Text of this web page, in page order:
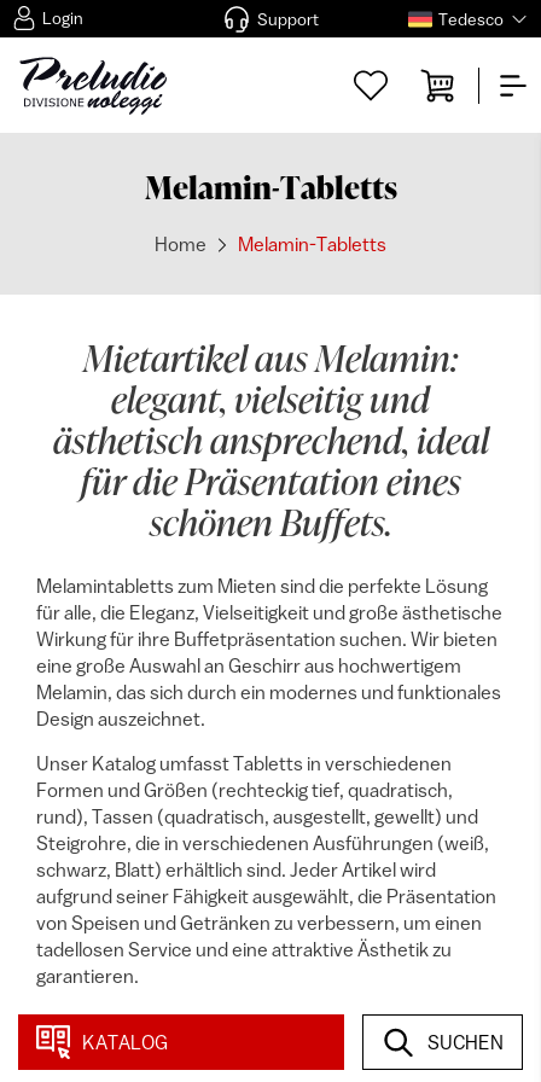
Login Support Tedesco
Melamin-Tabletts
Home Melamin-Tabletts
Mietartikel aus Melamin:
elegant, vielseitig und
ästhetisch ansprechend, ideal
für die Präsentation eines
schönen Buffets.
Melamintabletts zum Mieten sind die perfekte Lösung
für alle, die Eleganz, Vielseitigkeit und große ästhetische
Wirkung für ihre Buffetpräsentation suchen. Wir bieten
eine große Auswahl an Geschirr aus hochwertigem
Melamin, das sich durch ein modernes und funktionales
Design auszeichnet.
Unser Katalog umfasst Tabletts in verschiedenen
Formen und Größen (rechteckig tief, quadratisch,
rund), Tassen (quadratisch, ausgestellt, gewellt) und
Steigrohre, die in verschiedenen Ausführungen (weiß,
schwarz, Blatt) erhältlich sind. Jeder Artikel wird
aufgrund seiner Fähigkeit ausgewählt, die Präsentation
von Speisen und Getränken zu verbessern, um einen
tadellosen Service und eine attraktive Ästhetik zu
garantieren.
19 item
KATALOG SUCHEN